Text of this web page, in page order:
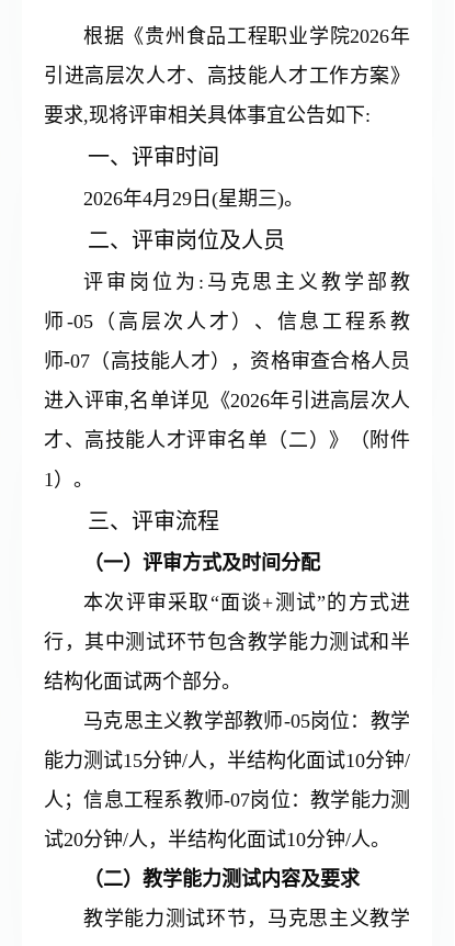
产教融合
合作交流
团学工作
继续教育
校园服务
信息公开
领导信箱
人才招聘
辅助栏目
根据《贵州食品工程职业学院2026年
引进高层次人才、高技能人才工作方案》
要求,现将评审相关具体事宜公告如下:
一、评审时间
2026年4月29日(星期三)。
二、评审岗位及人员
评审岗位为:马克思主义教学部教
师-05（高层次人才）、信息工程系教
师-07（高技能人才），资格审查合格人员
进入评审,名单详见《2026年引进高层次人
才、高技能人才评审名单（二）》（附件
1）。
三、评审流程
（一）评审方式及时间分配
本次评审采取“面谈+测试”的方式进
行，其中测试环节包含教学能力测试和半
结构化面试两个部分。
马克思主义教学部教师-05岗位：教学
能力测试15分钟/人，半结构化面试10分钟/
人；信息工程系教师-07岗位：教学能力测
试20分钟/人，半结构化面试10分钟/人。
（二）教学能力测试内容及要求
教学能力测试环节，马克思主义教学